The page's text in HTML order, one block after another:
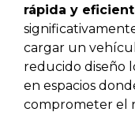
rápida y
cargar un
reducido diseño
en espacios
comprometer el